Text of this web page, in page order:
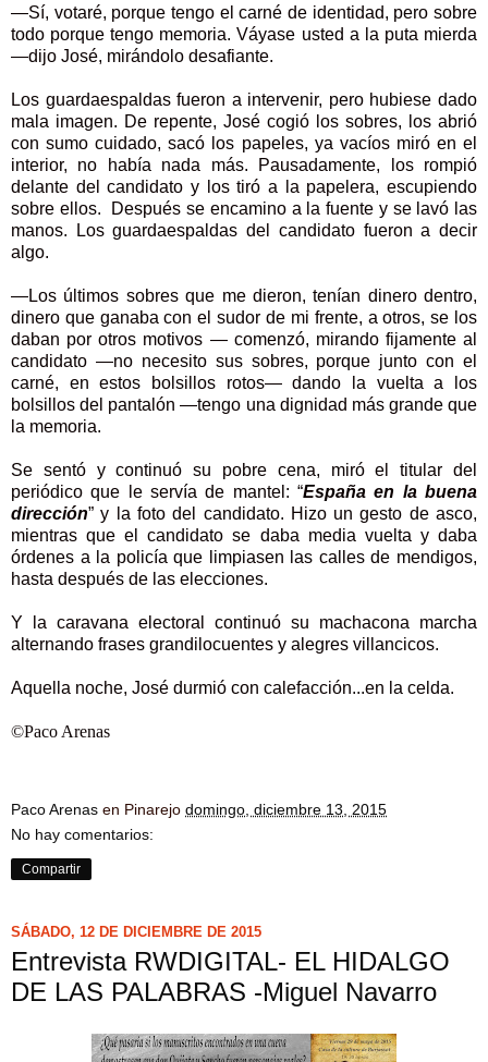
—Sí, votaré, porque tengo el carné de identidad, pero sobre
todo porque tengo memoria. Váyase usted a la puta mierda
—dijo José, mirándolo desafiante.
Los guardaespaldas fueron a intervenir, pero hubiese dado
mala imagen. De repente, José cogió los sobres, los abrió
con sumo cuidado, sacó los papeles, ya vacíos miró en el
interior, no había nada más. Pausadamente, los rompió
delante del candidato y los tiró a la papelera, escupiendo
sobre ellos. Después se encamino a la fuente y se lavó las
manos. Los guardaespaldas del candidato fueron a decir
algo.
—Los últimos sobres que me dieron, tenían dinero dentro,
dinero que ganaba con el sudor de mi frente, a otros, se los
daban por otros motivos — comenzó, mirando fijamente al
candidato —no necesito sus sobres, porque junto con el
carné, en estos bolsillos rotos— dando la vuelta a los
bolsillos del pantalón —tengo una dignidad más grande que
la memoria.
Se sentó y continuó su pobre cena, miró el titular del
periódico que le servía de mantel: “España en la buena
dirección” y la foto del candidato. Hizo un gesto de asco,
mientras que el candidato se daba media vuelta y daba
órdenes a la policía que limpiasen las calles de mendigos,
hasta después de las elecciones.
Y la caravana electoral continuó su machacona marcha
alternando frases grandilocuentes y alegres villancicos.
Aquella noche, José durmió con calefacción...en la celda.
©Paco Arenas
Paco Arenas en Pinarejo domingo, diciembre 13, 2015
No hay comentarios:
Compartir
SÁBADO, 12 DE DICIEMBRE DE 2015
Entrevista RWDIGITAL- EL HIDALGO
DE LAS PALABRAS -Miguel Navarro